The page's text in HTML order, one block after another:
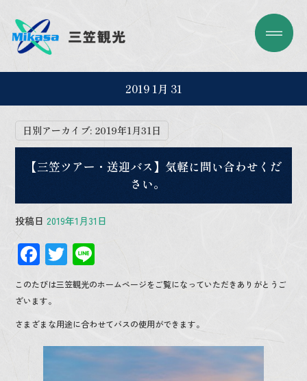
2019 1月 31
日別アーカイブ: 2019年1月31日
【三笠ツアー・送迎バス】気軽に問い合わせくだ
さい。
投稿日 2019年1月31日
F
ac
e
b
o
o
T
wi
tt
er
n
e
このたびは三笠観光のホームページをご覧になっていただきありがとうご
ざいます。
さまざまな用途に合わせてバスの使用ができます。